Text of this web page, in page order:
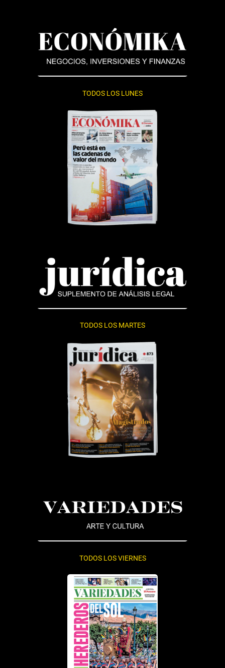
TODOS LOS LUNES
TODOS LOS MARTES
TODOS LOS VIERNES